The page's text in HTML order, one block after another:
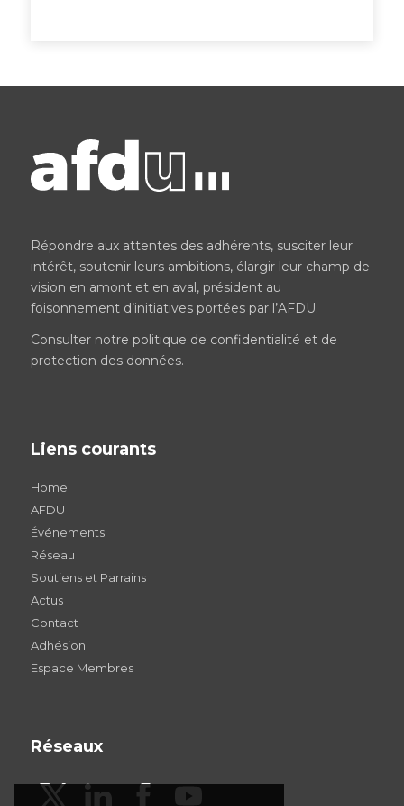
Répondre aux attentes des adhérents, susciter leur
intérêt, soutenir leurs ambitions, élargir leur champ de
vision en amont et en aval, président au
foisonnement d’initiatives portées par l’AFDU.
Consulter notre politique de confidentialité et de
protection des données.
Liens courants
Home
AFDU
Événements
Réseau
Soutiens et Parrains
Actus
Contact
Adhésion
Espace Membres
Réseaux